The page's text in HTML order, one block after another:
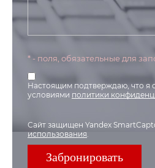
* - поля, обязательные для
Настоящим подтверждаю, что я
условиями политики
Сайт защищен Yandex
использования.